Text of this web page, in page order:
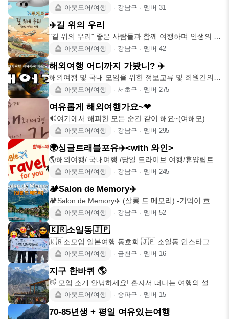
요!!! ✈️투.게.
아웃도어/여행 ∙ 강남구 ∙ 멤버 31
✈️길 위의 우리
"길 위의 우리" 좋은 사람들과 함께 여행하며 인생의 새
로운 추억을 만들어가는 40대 싱글
아웃도어/여행 ∙ 강남구 ∙ 멤버 42
해외여행 어디까지 가봤니? ✈️
해외여행 및 국내 모임을 위한 정보교류 및 회원간의
친목도모 위한 모임입니다. 🛬🛬 스
아웃도어/여행 ∙ 서초구 ∙ 멤버 275
여유롭게 해외여행가요~❤
🔊여기에서 해피한 모든 순간 같이 해요~(여해모) 🔊
고른 활동위해 수시로 가입 연령을
아웃도어/여행 ∙ 강남구 ∙ 멤버 295
🌍싱글트래블포유✈️<with 와인>
🌎해외여행/ 국내여행 /당일 드라이브 여행/휴양림트래
킹 /🍷와인 / 맛집/ 레포츠 모임
아웃도어/여행 ∙ 강남구 ∙ 멤버 245
🏕Salon de Memory✈️
🏕Salon de Memory✈️ (살롱 드 메모리) -기억이 흐르
는 고급스
아웃도어/여행 ∙ 강남구 ∙ 멤버 52
🇰🇷소일동🇯🇵
🇰🇷소모임 일본여행 동호회 🇯🇵 소일동 인스타그램:
@jp_soildong 저희 모임은
아웃도어/여행 ∙ 금천구 ∙ 멤버 16
지구 한바퀴 🌎
​👋 모임 소개 ​안녕하세요! 혼자서 떠나는 여행의 설렘
도 좋지만, 멋진 풍경과 맛있는 음
아웃도어/여행 ∙ 송파구 ∙ 멤버 15
70-85년생 + 평일 여유있는여행